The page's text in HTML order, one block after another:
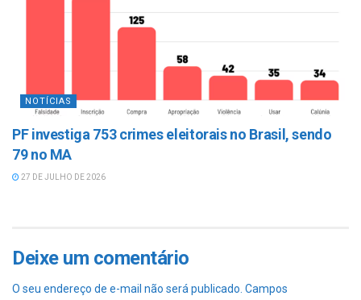
NOTÍCIAS
PF investiga 753 crimes eleitorais no Brasil, sendo
79 no MA
27 DE JULHO DE 2026
Deixe um comentário
O seu endereço de e-mail não será publicado. Campos